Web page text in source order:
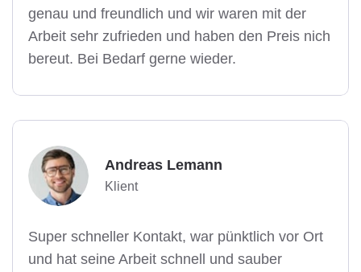
genau und freundlich und wir waren mit der
Arbeit sehr zufrieden und haben den Preis nich
bereut. Bei Bedarf gerne wieder.
Andreas Lemann
Klient
Super schneller Kontakt, war pünktlich vor Ort
und hat seine Arbeit schnell und sauber